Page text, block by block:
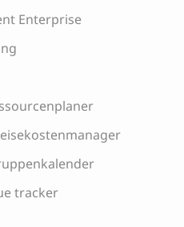
Enterprise
tracker